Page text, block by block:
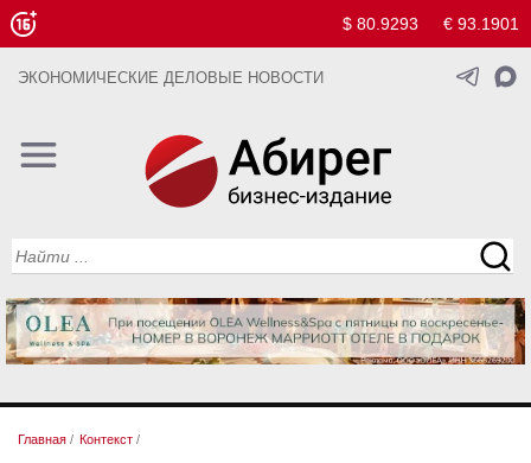
$ 80.9293 € 93.1901
ЭКОНОМИЧЕСКИЕ ДЕЛОВЫЕ НОВОСТИ
Главная / Контекст /